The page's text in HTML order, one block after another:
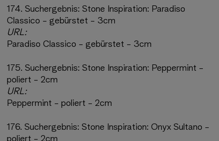
174. Suchergebnis:Stone Inspiration: Paradiso
Classico - gebürstet - 3cm
URL:
Paradiso Classico - gebürstet - 3cm
175. Suchergebnis:Stone Inspiration: Peppermint -
poliert - 2cm
URL:
Peppermint - poliert - 2cm
176. Suchergebnis:Stone Inspiration: Onyx Sultano -
poliert - 2cm